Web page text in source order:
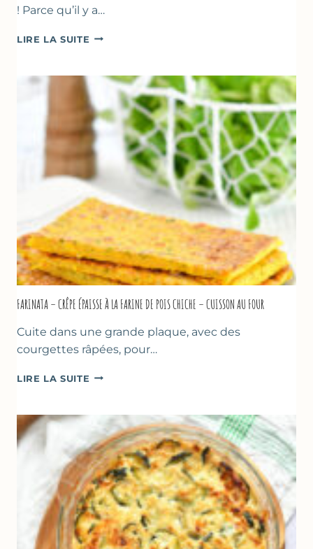
! Parce qu’il y a…
LIRE LA SUITE BEIGNETS
LA
BIÈRE
–
COMME
À
MARSEILLE
FARINATA – CRÊPE ÉPAISSE À LA FARINE DE POIS CHICHE – CUISSON AU FOUR
Cuite dans une grande plaque, avec des
courgettes râpées, pour…
LIRE LA SUITE FARINATA
ÉPAISSE
À
LA
FARINE
DE
POIS
CHICHE
–
CUISSON
AU